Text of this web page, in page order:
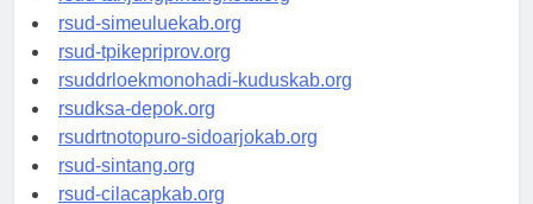
rsud-tanjungpinangkota.org
rsud-simeuluekab.org
rsud-tpikepriprov.org
rsuddrloekmonohadi-kuduskab.org
rsudksa-depok.org
rsudrtnotopuro-sidoarjokab.org
rsud-sintang.org